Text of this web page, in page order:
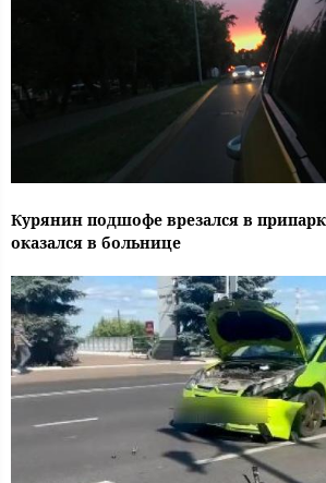
Курянин подшофе врезался в
оказался в больнице